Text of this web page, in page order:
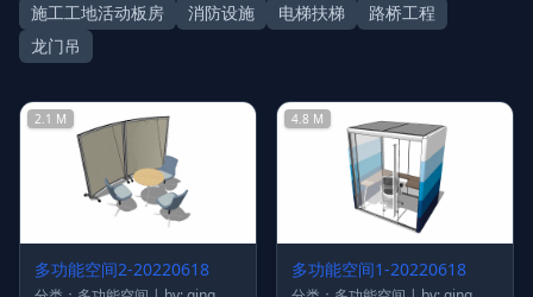
施工工地活动板房
消防设施 电梯扶梯
路桥工程
龙门吊
2.1 M
多功能空间2-20220618
4.8 M
多功能空间1-20220618